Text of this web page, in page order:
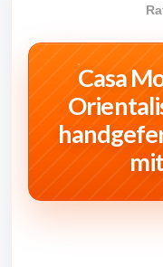
Casa